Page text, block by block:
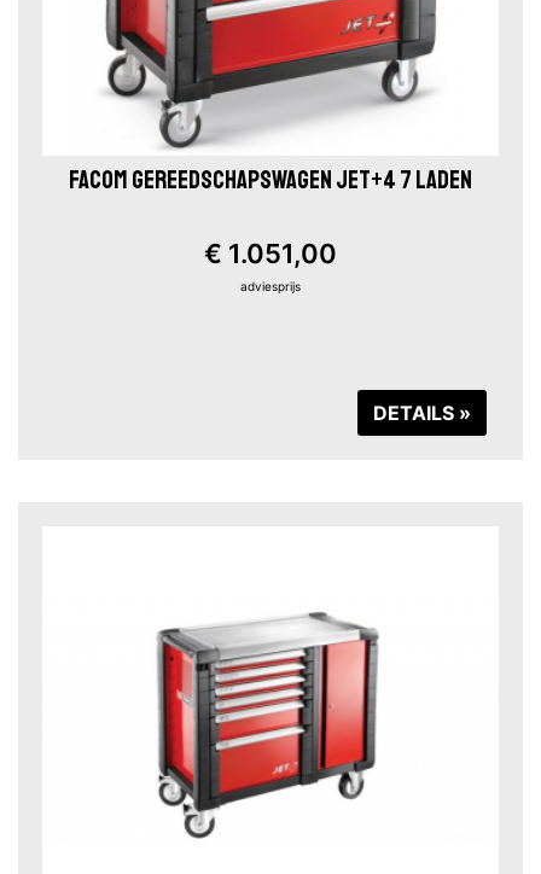
FACOM GEREEDSCHAPSWAGEN JET+4 7 LADEN
€ 1.051,00
adviesprijs
DETAILS »